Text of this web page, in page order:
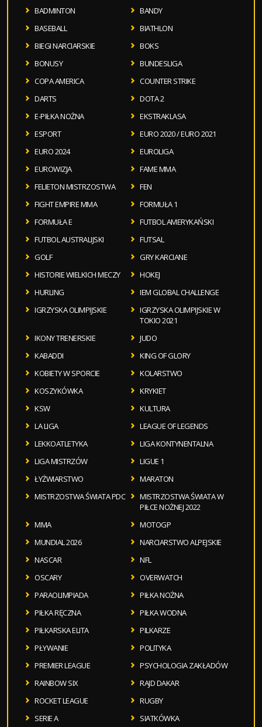
BADMINTON
BANDY
BASEBALL
BIATHLON
BIEGI NARCIARSKIE
BOKS
BONUSY
BUNDESLIGA
COPA AMERICA
COUNTER STRIKE
DARTS
DOTA 2
E-PIŁKA NOŻNA
EKSTRAKLASA
ESPORT
EURO 2020 / EURO 2021
EURO 2024
EUROLIGA
EUROWIZJA
FAME MMA
FELIETON MISTRZOSTWA
FEN
FIGHT EMPIRE MMA
FORMUŁA 1
FORMUŁA E
FUTBOL AMERYKAŃSKI
FUTBOL AUSTRALIJSKI
FUTSAL
GOLF
GRY KARCIANE
HISTORIE WIELKICH MECZY
HOKEJ
HURLING
IEM GLOBAL CHALLENGE
IGRZYSKA OLIMPIJSKIE
IGRZYSKA OLIMPIJSKIE W
TOKIO 2021
IKONY TRENERSKIE
JUDO
KABADDI
KING OF GLORY
KOBIETY W SPORCIE
KOLARSTWO
KOSZYKÓWKA
KRYKIET
KSW
KULTURA
LA LIGA
LEAGUE OF LEGENDS
LEKKOATLETYKA
LIGA KONTYNENTALNA
LIGA MISTRZÓW
LIGUE 1
ŁYŻWIARSTWO
MARATON
MISTRZOSTWA ŚWIATA PDC
MISTRZOSTWA ŚWIATA W
PIŁCE NOŻNEJ 2022
MMA
MOTOGP
MUNDIAL 2026
NARCIARSTWO ALPEJSKIE
NASCAR
NFL
OSCARY
OVERWATCH
PARAOLIMPIADA
PIŁKA NOŻNA
PIŁKA RĘCZNA
PIŁKA WODNA
PIŁKARSKA ELITA
PILKARZE
PŁYWANIE
POLITYKA
PREMIER LEAGUE
PSYCHOLOGIA ZAKŁADÓW
RAINBOW SIX
RAJD DAKAR
ROCKET LEAGUE
RUGBY
SERIE A
SIATKÓWKA